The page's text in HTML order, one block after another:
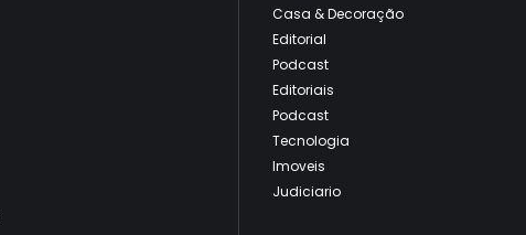
Casa & Decoração
Editorial
Podcast
Editoriais
Podcast
Tecnologia
Imoveis
Judiciario